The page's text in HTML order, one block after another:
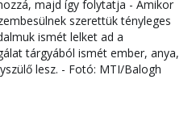
majd így folytatja - Amikor
szerettük tényleges
ismét lelket ad a
tárgyából ismét ember, anya,
lesz. - Fotó: MTI/Balogh